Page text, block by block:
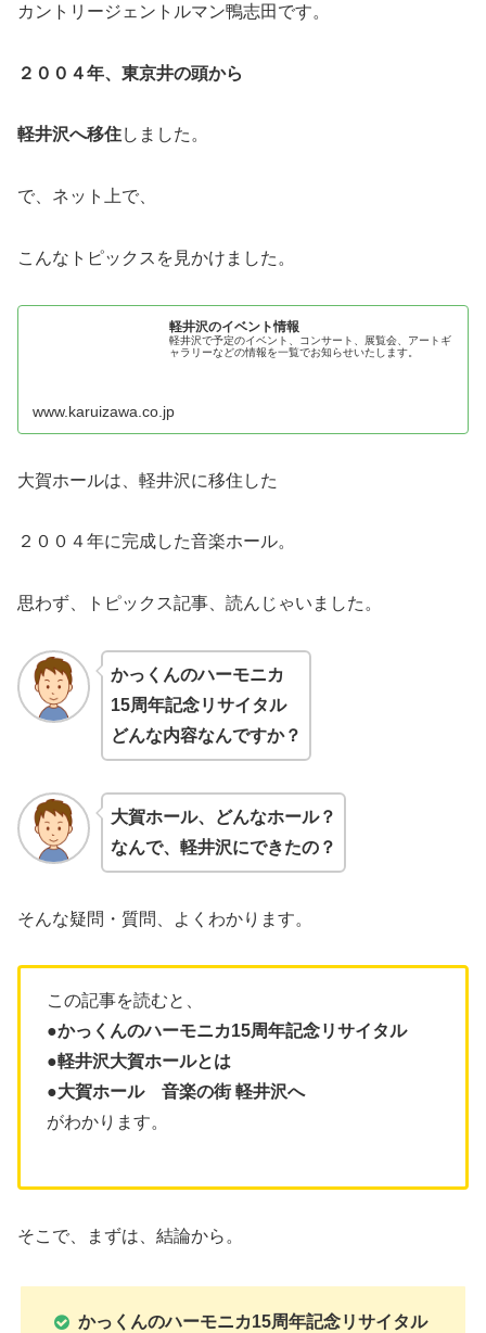
カントリージェントルマン鴨志田です。
２００４年、東京井の頭から
軽井沢へ移住しました。
で、ネット上で、
こんなトピックスを見かけました。
軽井沢のイベント情報
軽井沢で予定のイベント、コンサート、展覧会、アートギ
ャラリーなどの情報を一覧でお知らせいたします。
www.karuizawa.co.jp
大賀ホールは、軽井沢に移住した
２００４年に完成した音楽ホール。
思わず、トピックス記事、読んじゃいました。
かっくんのハーモニカ
15周年記念リサイタル
どんな内容なんですか？
大賀ホール、どんなホール？
なんで、軽井沢にできたの？
そんな疑問・質問、よくわかります。
この記事を読むと、
●かっくんのハーモニカ15周年記念リサイタル
●軽井沢大賀ホールとは
●大賀ホール 音楽の街 軽井沢へ
がわかります。
そこで、まずは、結論から。
かっくんのハーモニカ15周年記念リサイタル